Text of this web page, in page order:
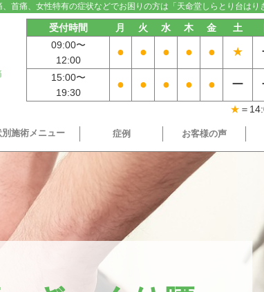
首痛、女性特有の症状などでお困りの方は「天命堂しらとり台はり
受付時間 月 火 水 木 金 土
09:00〜
12:00
● ● ● ● ● ★
15:00〜
19:30
● ● ● ● ● ー
★ ＝
別施術メニュー 症例 お客様の声